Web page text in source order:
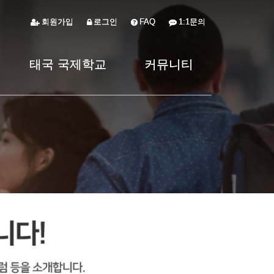
회원가입 로그인 FAQ 1:1문의
태국 국제학교 커뮤니티
회원가입 로그인 FAQ 1:1문의
태국 국제학교 커뮤니티